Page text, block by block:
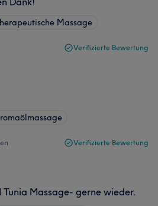
Massage
Verifizierte Bewertung
Verifizierte Bewertung
Massage- gerne wieder.